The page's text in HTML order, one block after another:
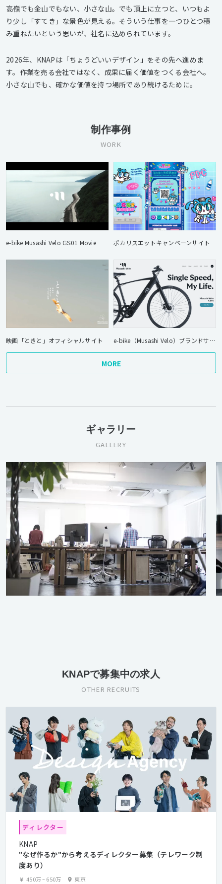
高嶺でも金山でもない、小さな山。でも頂上に立つと、いつもよ
り少し「すてき」な景色が見える。そういう仕事を一つひとつ積
み重ねたいという思いが、社名に込められています。
2026年、KNAPは「ちょうどいいデザイン」をその先へ進めま
す。作業を売る会社ではなく、成果に届く価値をつくる会社へ。
小さな山でも、確かな価値を持つ場所であり続けるために。
制作事例
WORK
e-bike Musashi Velo GS01 Movie ポカリスエットキャンペーンサイト
映画「ときと」オフィシャルサイト e-bike（Musashi Velo）ブランドサイト
MORE
ギャラリー
GALLERY
KNAPで募集中の求人
OTHER RECRUITS
ディレクター
KNAP
"なぜ作るか"から考えるディレクター募集（テレワーク制
度あり）
450万~650万 東京